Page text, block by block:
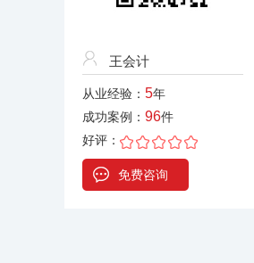
王会计
从业经验： 5年
成功案例： 96件
好评：
免费咨询